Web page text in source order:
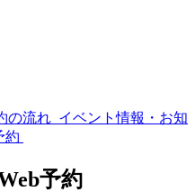
の流れ イベント情報・お知
約
予約